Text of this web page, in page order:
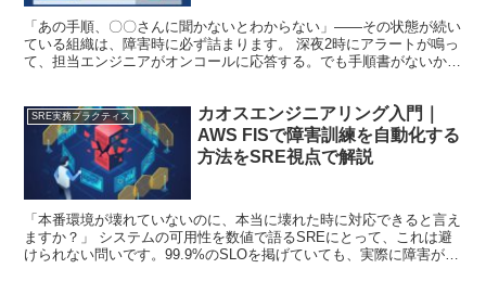
「あの手順、〇〇さんに聞かないとわからない」——その状態が続い
ている組織は、障害時に必ず詰まります。 深夜2時にアラートが鳴っ
て、担当エンジニアがオンコールに応答する。でも手順書がないか古
SRE実務プラクティス
カオスエンジニアリング入門｜
AWS FISで障害訓練を自動化する
方法をSRE視点で解説
「本番環境が壊れていないのに、本当に壊れた時に対応できると言え
ますか？」 システムの可用性を数値で語るSREにとって、これは避
けられない問いです。99.9%のSLOを掲げていても、実際に障害が起